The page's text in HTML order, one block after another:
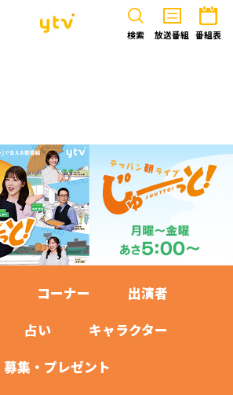
検索 放送番組 番組表
コーナー
出演者
占い
キャラクター
募集・プレゼント